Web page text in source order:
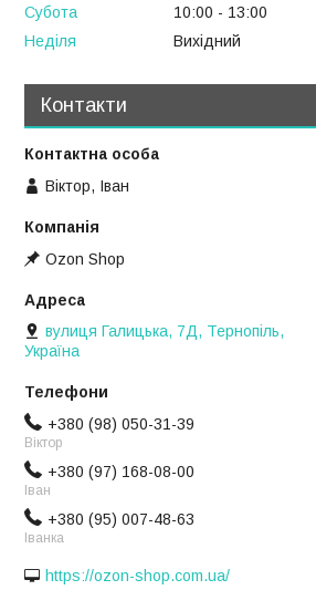
Субота
10:00
13:00
Неділя
Вихідний
Контакти
Віктор, Іван
Ozon Shop
вулиця Галицька, 7Д, Тернопіль,
Україна
+380 (98) 050-31-39
Віктор
+380 (97) 168-08-00
Іван
+380 (95) 007-48-63
Іванка
https://ozon-shop.com.ua/